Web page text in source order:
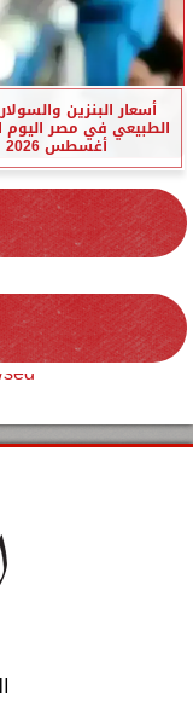
أسعار البنزين
أغسطس 2026